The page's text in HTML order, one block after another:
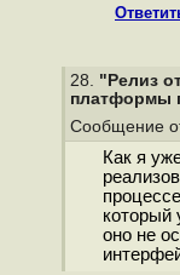
28. "Релиз
платформы
Сообщение
Как я
который
оно не